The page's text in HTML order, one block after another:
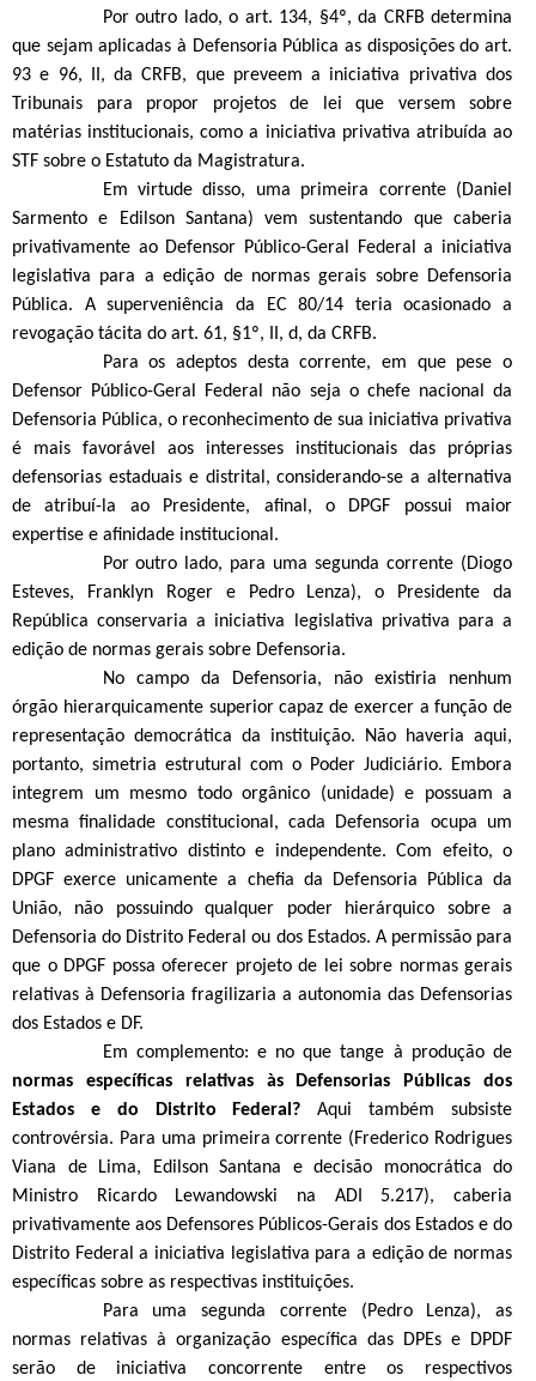
Por outro lado, o art. 134, §4º, da CRFB determina
que sejam aplicadas à Defensoria Pública as disposições do art.
93 e 96, II, da CRFB, que preveem a iniciativa privativa dos
Tribunais para propor projetos de lei que versem sobre
matérias institucionais, como a iniciativa privativa atribuída ao
STF sobre o Estatuto da Magistratura.
Em virtude disso, uma primeira corrente (Daniel
Sarmento e Edilson Santana) vem sustentando que caberia
privativamente ao Defensor Público-Geral Federal a iniciativa
legislativa para a edição de normas gerais sobre Defensoria
Pública. A superveniência da EC 80/14 teria ocasionado a
revogação tácita do art. 61, §1º, II, d, da CRFB.
Para os adeptos desta corrente, em que pese o
Defensor Público-Geral Federal não seja o chefe nacional da
Defensoria Pública, o reconhecimento de sua iniciativa privativa
é mais favorável aos interesses institucionais das próprias
defensorias estaduais e distrital, considerando-se a alternativa
de atribuí-la ao Presidente, afinal, o DPGF possui maior
expertise e afinidade institucional.
Por outro lado, para uma segunda corrente (Diogo
Esteves, Franklyn Roger e Pedro Lenza), o Presidente da
República conservaria a iniciativa legislativa privativa para a
edição de normas gerais sobre Defensoria.
No campo da Defensoria, não existiria nenhum
órgão hierarquicamente superior capaz de exercer a função de
representação democrática da instituição. Não haveria aqui,
portanto, simetria estrutural com o Poder Judiciário. Embora
integrem um mesmo todo orgânico (unidade) e possuam a
mesma finalidade constitucional, cada Defensoria ocupa um
plano administrativo distinto e independente. Com efeito, o
DPGF exerce unicamente a chefia da Defensoria Pública da
União, não possuindo qualquer poder hierárquico sobre a
Defensoria do Distrito Federal ou dos Estados. A permissão para
que o DPGF possa oferecer projeto de lei sobre normas gerais
relativas à Defensoria fragilizaria a autonomia das Defensorias
dos Estados e DF.
Em complemento: e no que tange à produção de
normas específicas relativas às Defensorias Públicas dos
Estados e do Distrito Federal? Aqui também subsiste
controvérsia. Para uma primeira corrente (Frederico Rodrigues
Viana de Lima, Edilson Santana e decisão monocrática do
Ministro Ricardo Lewandowski na ADI 5.217), caberia
privativamente aos Defensores Públicos-Gerais dos Estados e do
Distrito Federal a iniciativa legislativa para a edição de normas
específicas sobre as respectivas instituições.
Para uma segunda corrente (Pedro Lenza), as
normas relativas à organização específica das DPEs e DPDF
serão de iniciativa concorrente entre os respectivos